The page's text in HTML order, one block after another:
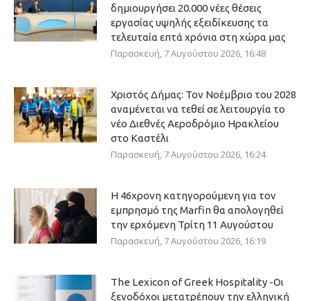
δημιουργήσει 20.000 νέες θέσεις
εργασίας υψηλής εξειδίκευσης τα
τελευταία επτά χρόνια στη χώρα μας
Παρασκευή, 7 Αυγούστου 2026, 16:48
Χριστός Δήμας: Τον Νοέμβριο του 2028
αναμένεται να τεθεί σε λειτουργία το
νέο Διεθνές Αεροδρόμιο Ηρακλείου
στο Καστέλι
Παρασκευή, 7 Αυγούστου 2026, 16:24
Η 46χρονη κατηγορούμενη για τον
εμπρησμό της Marfin θα απολογηθεί
την ερχόμενη Τρίτη 11 Αυγούστου
Παρασκευή, 7 Αυγούστου 2026, 16:19
The Lexicon of Greek Hospitality -Οι
ξενοδόχοι μετατρέπουν την ελληνική